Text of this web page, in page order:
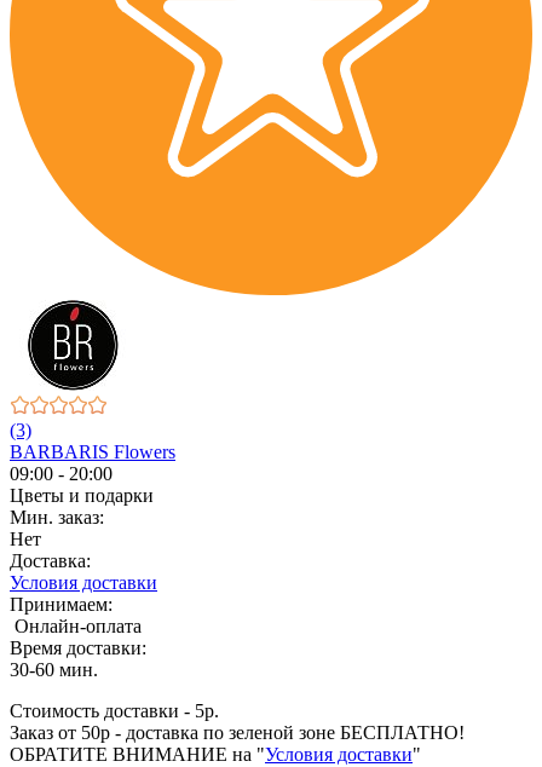
(3)
BARBARIS Flowers
09:00 - 20:00
Цветы и подарки
Мин. заказ:
Нет
Доставка:
Условия доставки
Принимаем:
Онлайн-оплата
Время доставки:
30-60 мин.
Стоимость доставки - 5р.
Заказ от 50р - доставка по зеленой зоне БЕСПЛАТНО!
ОБРАТИТЕ ВНИМАНИЕ на "Условия доставки"